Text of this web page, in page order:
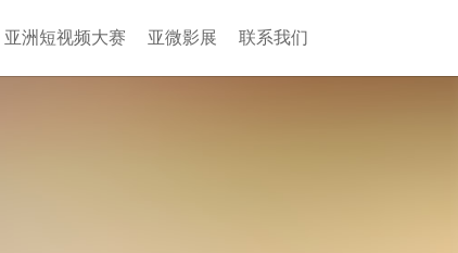
亚洲短视频大赛 亚微影展 联系我们